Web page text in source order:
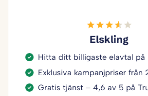
Elskling
Hitta ditt billigaste elavtal på
Exklusiva kampanjpriser från
Gratis tjänst – 4,6 av 5 på